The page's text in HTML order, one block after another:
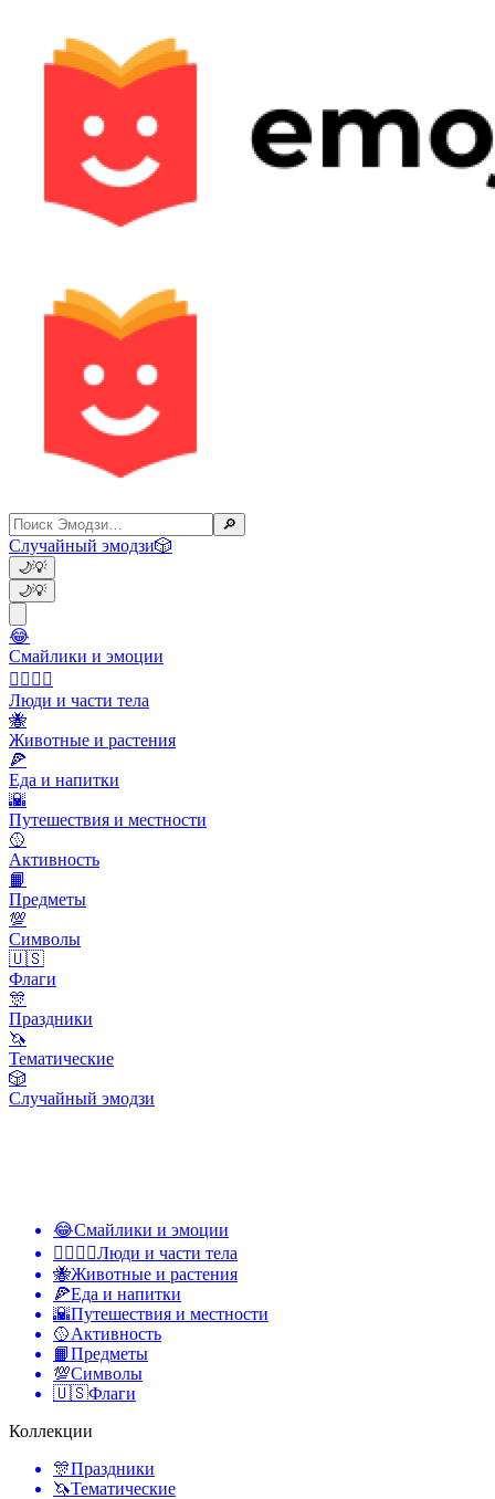
🔎
Случайный эмодзи🎲
🌙💡
🌙💡
😂
Смайлики и эмоции
👩‍❤️‍💋‍👨
Люди и части тела
🐝
Животные и растения
🍕
Еда и напитки
🌇
Путешествия и местности
🥎
Активность
📙
Предметы
💯
Символы
🇺🇸
Флаги
🎊
Праздники
🦄
Тематические
🎲
Случайный эмодзи
😂Смайлики и эмоции
👩‍❤️‍💋‍👨Люди и части тела
🐝Животные и растения
🍕Еда и напитки
🌇Путешествия и местности
🥎Активность
📙Предметы
💯Символы
🇺🇸Флаги
Коллекции
🎊Праздники
🦄Тематические